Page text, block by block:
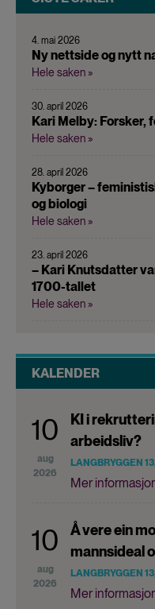
4. mai 2026
Ny nettside og nytt
Hele saken »
30. april 2026
Kari Melby: Forsker,
Hele saken »
28. april 2026
Kyborger –
og biologi
Hele saken »
23. april 2026
– Kari Knutsdatter
1700-tallet
Hele saken »
KALENDER
10
aug
2026
KI i
arbeidsliv?
LANGBRYGGEN
Mer
10
aug
2026
Å vere ein
mannsideal
LANGBRYGGEN
Mer